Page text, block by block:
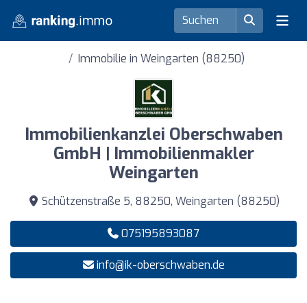
Immobilie in Weingarten (88250)
Immobilienkanzlei Oberschwaben
GmbH | Immobilienmakler
Weingarten
Schützenstraße 5, 88250, Weingarten (88250)
075195893087
info@ik-oberschwaben.de